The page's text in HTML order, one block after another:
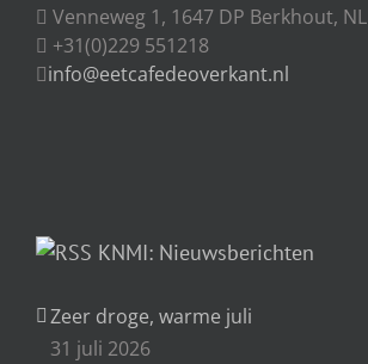
Venneweg 1, 1647 DP Berkhout, NL
+31(0)229 551218
info@eetcafedeoverkant.nl
KNMI: Nieuwsberichten
Zeer droge, warme juli
31 juli 2026